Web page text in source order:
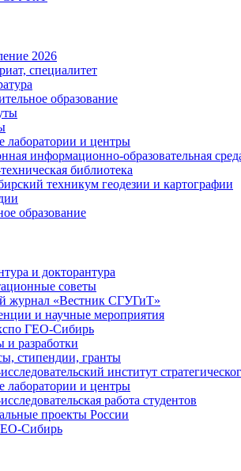
2026
специалитет
образование
лаборатории и центры
информационно-образовательная
библиотека
техникум геодезии и картографии
образование
и докторантура
советы
журнал «Вестник СГУГиТ»
и научные мероприятия
ГЕО-Сибирь
и разработки
стипендии, гранты
институт
лаборатории и центры
работа студентов
проекты России
Сибирь